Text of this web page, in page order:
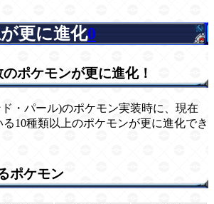
更に進化0
ポケモンが更に進化！
・パール)のポケモン実装時に、現在
10種類以上のポケモンが更に進化でき
ポケモン